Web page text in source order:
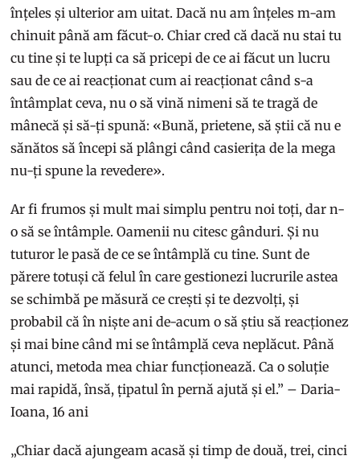
înțeles și ulterior am uitat. Dacă nu am înțeles m-am
chinuit până am făcut-o. Chiar cred că dacă nu stai tu
cu tine și te lupți ca să pricepi de ce ai făcut un lucru
sau de ce ai reacționat cum ai reacționat când s-a
întâmplat ceva, nu o să vină nimeni să te tragă de
mânecă și să-ți spună: «Bună, prietene, să știi că nu e
sănătos să începi să plângi când casierița de la mega
nu-ți spune la revedere».
Ar fi frumos și mult mai simplu pentru noi toți, dar n-
o să se întâmple. Oamenii nu citesc gânduri. Și nu
tuturor le pasă de ce se întâmplă cu tine. Sunt de
părere totuși că felul în care gestionezi lucrurile astea
se schimbă pe măsură ce crești și te dezvolți, și
probabil că în niște ani de-acum o să știu să reacționez
și mai bine când mi se întâmplă ceva neplăcut. Până
atunci, metoda mea chiar funcționează. Ca o soluție
mai rapidă, însă, țipatul în pernă ajută și el.” – Daria-
Ioana, 16 ani
„Chiar dacă ajungeam acasă și timp de două, trei, cinci